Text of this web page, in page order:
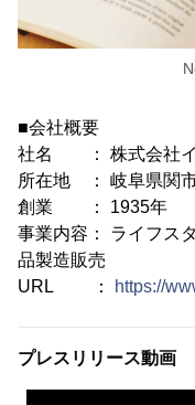
■会社概要
社名 ： 株式会社イ
所在地 ： 岐阜県関
創業 ： 1935年
事業内容： ライフス
品製造販売
URL ：
https://
プレスリリース動画